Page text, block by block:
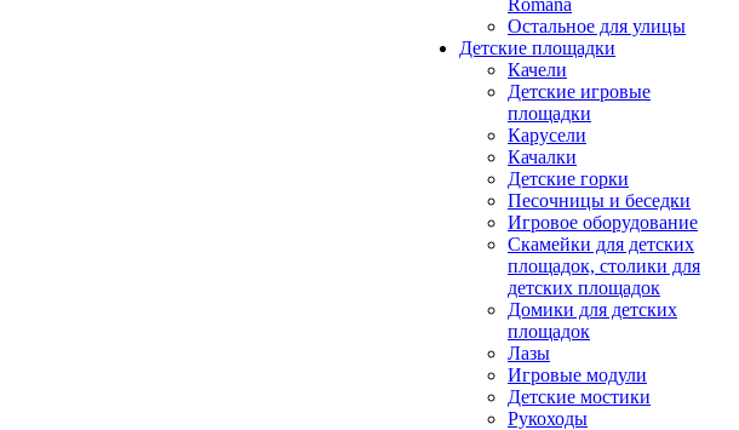
Romana
Остальное для улицы
Детские площадки
Качели
Детские игровые
площадки
Карусели
Качалки
Детские горки
Песочницы и беседки
Игровое оборудование
Скамейки для детских
площадок, столики для
детских площадок
Домики для детских
площадок
Лазы
Игровые модули
Детские мостики
Рукоходы